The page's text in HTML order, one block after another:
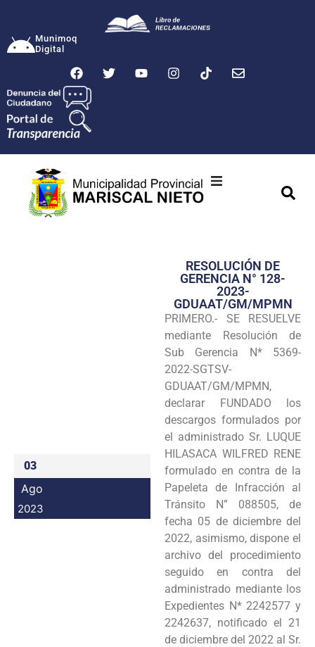
Munimoq
Digital
Transparencia
Seguridad
Programas
Intranet
03
Ago
2023
RESOLUCIÓN DE
GERENCIA N° 128-
2023-
GDUAAT/GM/MPMN
PRIMERO.- SE RESUELVE
mediante Resolución de
Sub Gerencia N* 5369-
2022-SGTSV-
GDUAAT/GM/MPMN,
declarar FUNDADO los
descargos formulados por
el administrado Sr. LUQUE
HILASACA WILFRED RENE
formulado en contra de la
Papeleta de Infracción al
Tránsito N” 088505, de
fecha 05 de diciembre del
2022, asimismo, dispone el
archivo del procedimiento
seguido en contra del
administrado mediante los
Expedientes N* 2242577 y
2242637, notificado el 21
de diciembre del 2022 al Sr.